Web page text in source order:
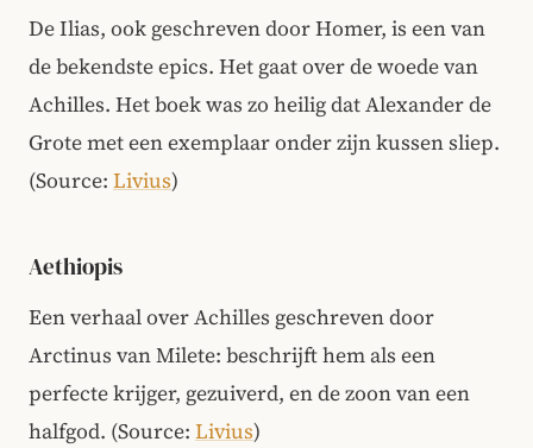
De Ilias, ook geschreven door Homer, is een van
de bekendste epics. Het gaat over de woede van
Achilles. Het boek was zo heilig dat Alexander de
Grote met een exemplaar onder zijn kussen sliep.
(Source: Livius)
Aethiopis
Een verhaal over Achilles geschreven door
Arctinus van Milete: beschrijft hem als een
perfecte krijger, gezuiverd, en de zoon van een
halfgod. (Source: Livius)